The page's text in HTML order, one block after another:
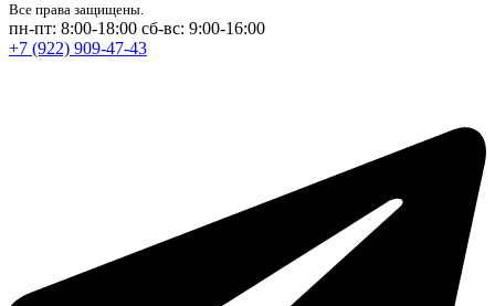
Все права защищены.
пн-пт: 8:00-18:00 сб-вс: 9:00-16:00
+7 (922) 909-47-43